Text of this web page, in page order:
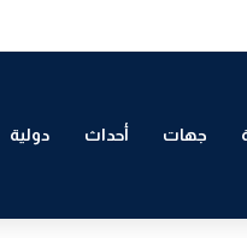
جهات أحداث دولية